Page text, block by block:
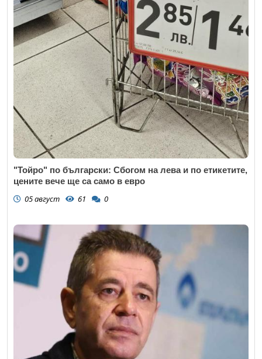
"Тойро" по български: Сбогом на лева и по етикетите,
цените вече ще са само в евро
05 август 61 0